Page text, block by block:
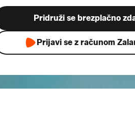
Pridruži se brezplačno
Prijavi se z računom